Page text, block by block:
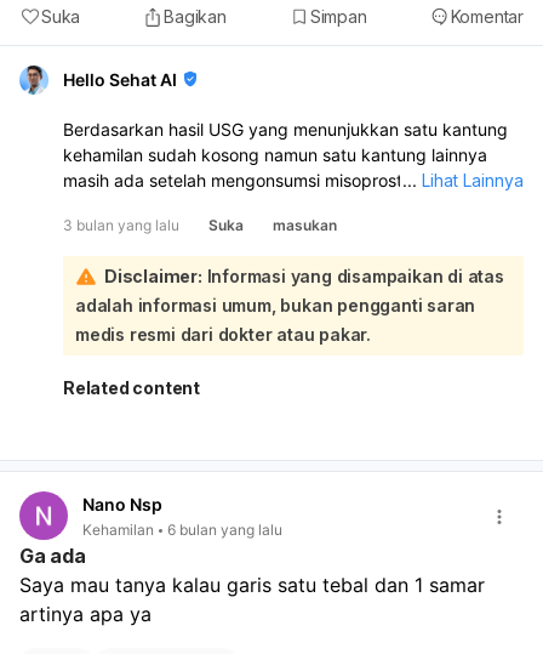
Suka Bagikan Simpan Komentar
Hello Sehat AI
Berdasarkan hasil USG yang menunjukkan satu kantung
kehamilan sudah kosong namun satu kantung lainnya
masih ada setelah mengonsumsi misoprostol, ini
Misoprostol memang bertujuan untuk membantu
mengeluarkan sisa jaringan dari rahim:
Mengingat kondisi ini melibatkan kehamilan kembar dan
prosesnya belum selesai, sangat penting untuk segera
berkonsultasi kembali dengan dokter kandungan yang
menangani Anda. Dokter akan melakukan evaluasi lebih
lanjut untuk menentukan langkah terbaik berikutnya,
bisa berbeda, dan penanganan harus disesuaikan
... Lihat Lainnya
3 bulan yang lalu Suka masukan
Disclaimer: Informasi yang disampaikan di atas
adalah informasi umum, bukan pengganti saran
medis resmi dari dokter atau pakar.
Related content
Nano Nsp
Kehamilan 6 bulan yang lalu
Ga ada
Saya mau tanya kalau garis satu tebal dan 1 samar
artinya apa ya